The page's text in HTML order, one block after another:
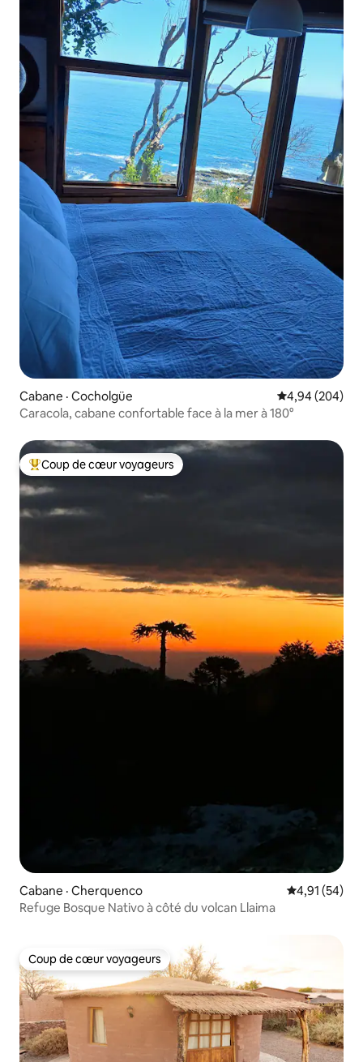
Cabane · Cocholgüe Note
4,94 (204)
Caracola, cabane confortable face à la mer à 180°
Coup de cœur voyageurs parmi les plus aimés
Coup de cœur voyageurs
Cabane · Cherquenco Note
4,91 (54)
Refuge Bosque Nativo à côté du volcan Llaima
Coup de cœur voyageurs
Coup de cœur voyageurs